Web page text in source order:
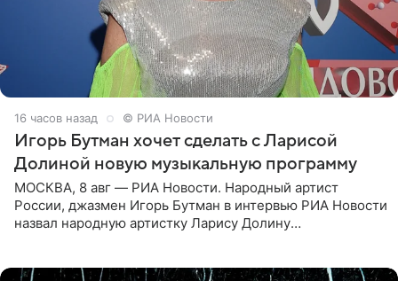
16 часов назад © РИА Новости
Игорь Бутман хочет сделать с Ларисой
Долиной новую музыкальную программу
МОСКВА, 8 авг — РИА Новости. Народный артист
России, джазмен Игорь Бутман в интервью РИА Новости
назвал народную артистку Ларису Долину